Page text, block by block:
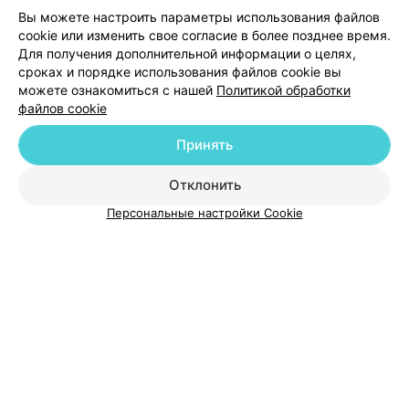
или цвету) А также доброжелательна! Буду приходить
ещё !
Отзывы
Добавить компанию
Добавить специалиста
Вы можете настроить параметры использования файлов
cookie или изменить свое согласие в более позднее время.
Для получения дополнительной информации о целях,
сроках и порядке использования файлов cookie вы
можете ознакомиться с нашей Политикой обработки
файлов cookie
Отклонить
Принять
Персональные настройки Cookie